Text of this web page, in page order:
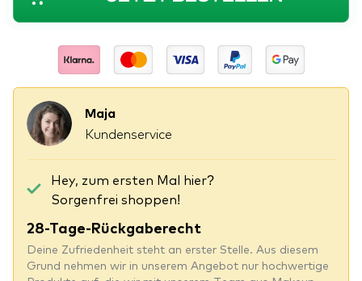
Maja
Kundenservice
Hey, zum ersten Mal hier?
Sorgenfrei shoppen!
28-Tage-Rückgaberecht
Deine Zufriedenheit steht an erster Stelle. Aus diesem
Grund nehmen wir in unserem Angebot nur hochwertige